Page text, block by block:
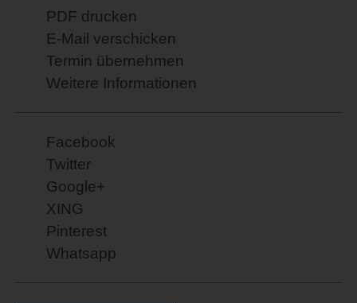
PDF drucken
E-Mail verschicken
Termin übernehmen
Weitere Informationen
Facebook
Twitter
Google+
XING
Pinterest
Whatsapp